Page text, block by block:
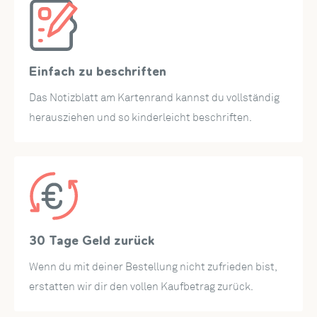
Mit dem herausziehbaren Einsteckblatt lässt sich die Karte
mühelos beschriften. Die integrierte Tasche bietet
Abmessungen
21 x 29,7 cm (DIN A4 Format) und wird mit einem
cremefarbenen Umschlag geliefert.
Einfach zu beschriften
Das Notizblatt am Kartenrand kannst du vollständig
herausziehen und so kinderleicht beschriften.
30 Tage Geld zurück
Wenn du mit deiner Bestellung nicht zufrieden bist,
erstatten wir dir den vollen Kaufbetrag zurück.